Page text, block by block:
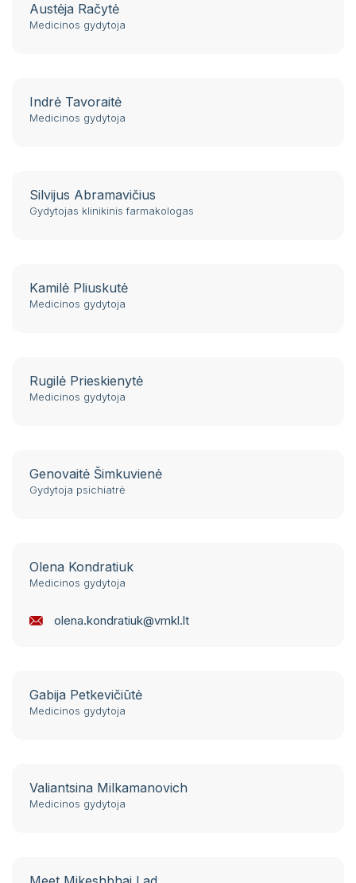
Austėja Račytė
Medicinos gydytoja
Indrė Tavoraitė
Medicinos gydytoja
Silvijus Abramavičius
Gydytojas klinikinis farmakologas
Kamilė Pliuskutė
Medicinos gydytoja
Rugilė Prieskienytė
Medicinos gydytoja
Genovaitė Šimkuvienė
Gydytoja psichiatrė
Olena Kondratiuk
Medicinos gydytoja
olena.kondratiuk@vmkl.lt
Gabija Petkevičiūtė
Medicinos gydytoja
Valiantsina Milkamanovich
Medicinos gydytoja